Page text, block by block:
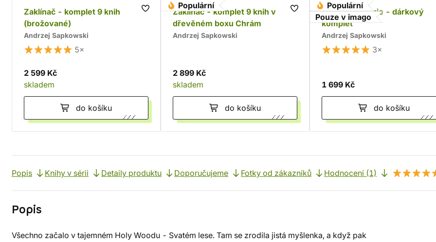
Zaklínač - komplet 9 knih
(brožované)
Andrzej Sapkowski
5×
2 599 Kč
skladem
do košíku
Populární
Zaklínač - komplet 9 knih v
dřevěném boxu Chrám
Andrzej Sapkowski
2 899 Kč
skladem
do košíku
Populární
Pouze v imago
Husitská trilogie - dárkový
komplet
Andrzej Sapkowski
3×
1 699 Kč
do košíku
Popis Knihy v sérii Detaily produktu Doporučujeme Fotky od zákazníků Hodnocení (1)
Popis
Všechno začalo v tajemném Holy Woodu - Svatém lese. Tam se zrodila jistá myšlenka, a když pak